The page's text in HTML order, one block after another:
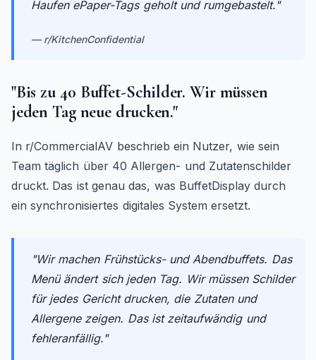
Haufen ePaper-Tags geholt und rumgebastelt."
— r/KitchenConfidential
"Bis zu 40 Buffet-Schilder. Wir müssen
jeden Tag neue drucken."
In r/CommercialAV beschrieb ein Nutzer, wie sein
Team täglich über 40 Allergen- und Zutatenschilder
druckt. Das ist genau das, was BuffetDisplay durch
ein synchronisiertes digitales System ersetzt.
"Wir machen Frühstücks- und Abendbuffets. Das
Menü ändert sich jeden Tag. Wir müssen Schilder
für jedes Gericht drucken, die Zutaten und
Allergene zeigen. Das ist zeitaufwändig und
fehleranfällig."